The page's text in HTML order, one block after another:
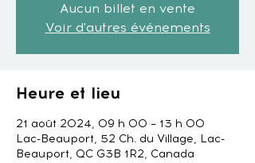
Aucun billet en vente
Voir d'autres événements
Heure et lieu
21 août 2024, 09 h 00 – 13 h 00
Lac-Beauport, 52 Ch. du Village, Lac-
Beauport, QC G3B 1R2, Canada